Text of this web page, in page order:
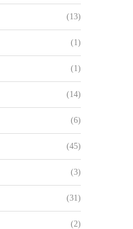
(13)
(1)
(1)
(14)
(6)
(45)
(3)
(31)
(2)